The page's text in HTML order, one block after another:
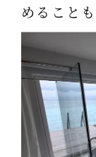
めること